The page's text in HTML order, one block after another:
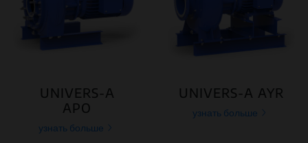
UNIVERS-A
APO
узнать больше
UNIVERS-A AYR
узнать больше